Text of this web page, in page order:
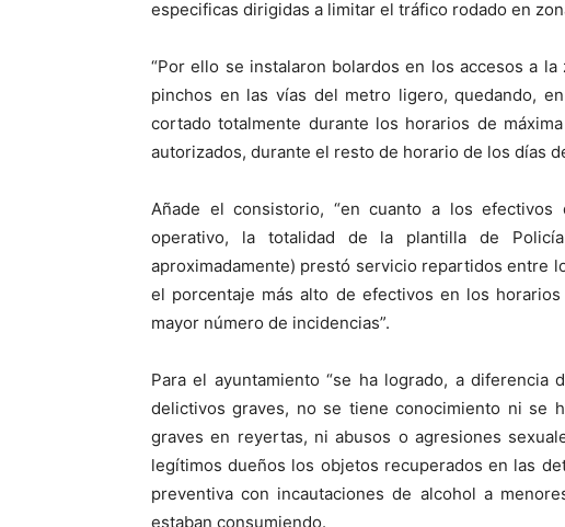
especificas dirigidas a limitar el tráfico rodado en
“Por ello se instalaron bolardos en los accesos a
pinchos en las vías del metro ligero, quedando,
cortado totalmente durante los horarios de
autorizados, durante el resto de horario de los días
Añade el consistorio, “en cuanto a los
operativo, la totalidad de la plantilla de
aproximadamente) prestó servicio repartidos entre
el porcentaje más alto de efectivos en los
mayor número de incidencias”.
Para el ayuntamiento “se ha logrado, a
delictivos graves, no se tiene conocimiento ni se
graves en reyertas, ni abusos o agresiones
legítimos dueños los objetos recuperados en las
preventiva con incautaciones de alcohol a
estaban consumiendo.